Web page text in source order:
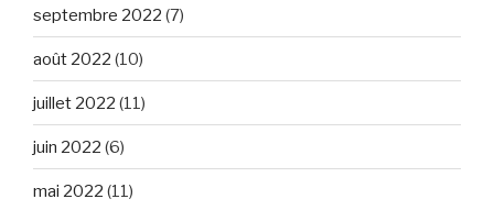
septembre 2022 (7)
août 2022 (10)
juillet 2022 (11)
juin 2022 (6)
mai 2022 (11)